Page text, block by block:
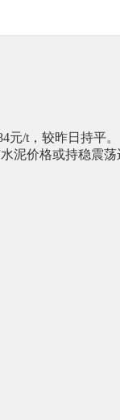
元/t，较昨日持平。
泥价格或持稳震荡